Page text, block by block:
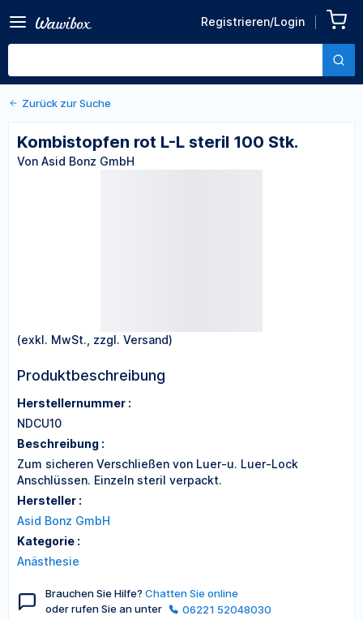
Registrieren/Login
100 Stk.
Von Asid Bonz GmbH
Zurück zu den Produktdetails
Zurück zur Suche
Kombistopfen rot L-L steril 100 Stk.
Von Asid Bonz GmbH
(exkl. MwSt., zzgl. Versand)
Produktbeschreibung
Herstellernummer :
NDCU10
Beschreibung :
Zum sicheren Verschließen von Luer-u. Luer-Lock
Anschlüssen. Einzeln steril verpackt.
Hersteller :
Asid Bonz GmbH
Kategorie :
Anästhesie
Brauchen Sie Hilfe? Chatten Sie online
oder rufen Sie an unter
06221 52048030